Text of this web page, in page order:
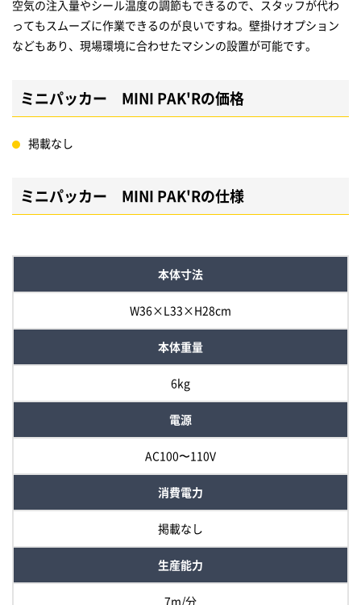
空気の注入量やシール温度の調節もできるので、スタッフが代わ
ってもスムーズに作業できるのが良いですね。壁掛けオプション
などもあり、現場環境に合わせたマシンの設置が可能です。
ミニパッカー MINI PAK'Rの価格
掲載なし
ミニパッカー MINI PAK'Rの仕様
本体寸法
W36×L33×H28cm
本体重量
6kg
電源
AC100〜110V
消費電力
掲載なし
生産能力
7m/分